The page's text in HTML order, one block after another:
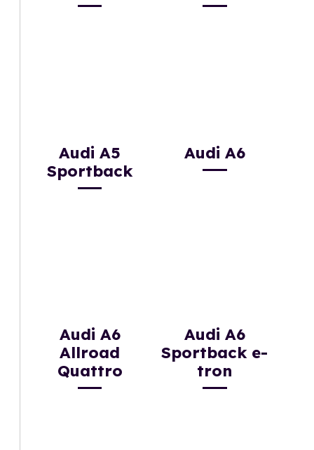
Audi A5
Sportback
Audi A6
Audi A6
Allroad
Quattro
Audi A6
Sportback e-
tron